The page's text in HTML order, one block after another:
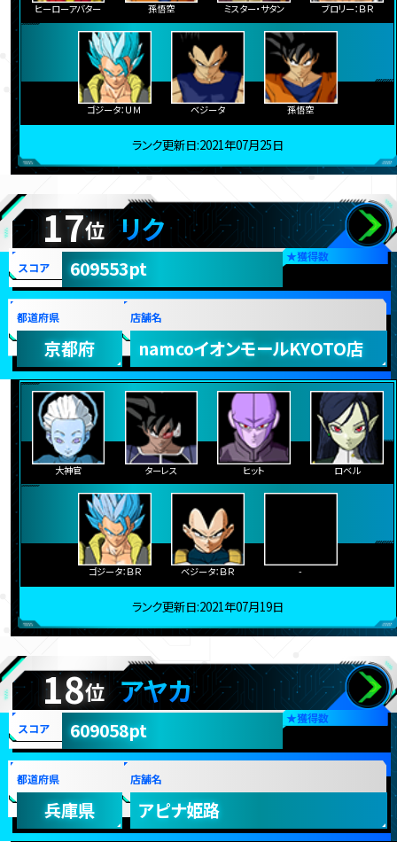
ヒーローアバター 孫悟空 ミスター・サタン ブロリー：ＢＲ
ゴジータ：ＵＭ ベジータ 孫悟空
ランク更新日:2021年07月25日
17位 リク
★獲得数
スコア 609553pt
都道府県
京都府
店舗名
namcoイオンモールKYOTO店
大神官 ターレス ヒット ロベル
ゴジータ：ＢＲ ベジータ：ＢＲ -
ランク更新日:2021年07月19日
18位 アヤカ
★獲得数
スコア 609058pt
都道府県
兵庫県
店舗名
アピナ姫路